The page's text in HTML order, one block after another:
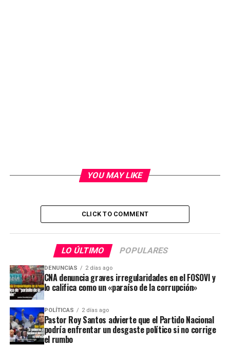
YOU MAY LIKE
CLICK TO COMMENT
LO ÚLTIMO POPULARES
DENUNCIAS 2 días ago
CNA denuncia graves irregularidades en el FOSOVI y
lo califica como un «paraíso de la corrupción»
POLÍTICAS 2 días ago
Pastor Roy Santos advierte que el Partido Nacional
podría enfrentar un desgaste político si no corrige
el rumbo